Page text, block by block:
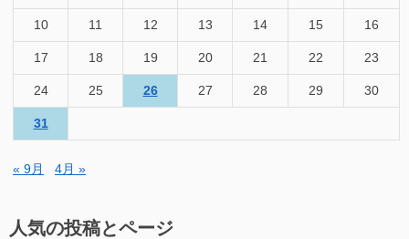
10 11 12 13 14 15 16
17 18 19 20 21 22 23
24 25 26 27 28 29 30
31
« 9月 4月 »
人気の投稿とページ